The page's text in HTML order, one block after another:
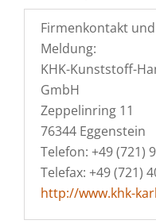
Firmenkontakt
Meldung:
KHK-Kunststoff-
GmbH
Zeppelinring 11
76344 Eggenstein
Telefon: +49 (721)
Telefax: +49 (721)
http://www.khk-